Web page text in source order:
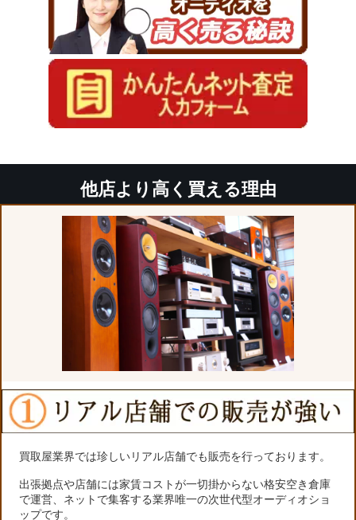
他店より高く買える理由
買取屋業界では珍しいリアル店舗でも販売を行っております。
出張拠点や店舗には家賃コストが一切掛からない格安空き倉庫
で運営、ネットで集客する業界唯一の次世代型オーディオショ
ップです。